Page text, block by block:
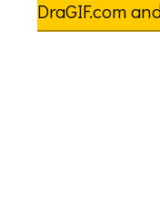
DraGIF.com